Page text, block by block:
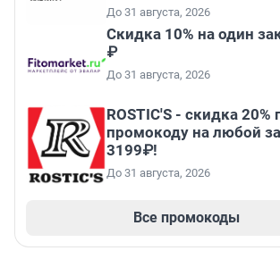
До 31 августа, 2026
Скидка 10% на один
₽
До 31 августа, 2026
ROSTIC'S - скидка 20%
промокоду на любой
3199₽!
До 31 августа, 2026
Все промокоды